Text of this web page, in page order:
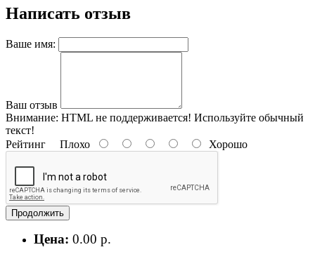
Написать отзыв
Ваше имя:
Ваш отзыв
Внимание: HTML не поддерживается! Используйте обычный
текст!
Рейтинг Плохо Хорошо
Продолжить
Цена: 0.00 р.